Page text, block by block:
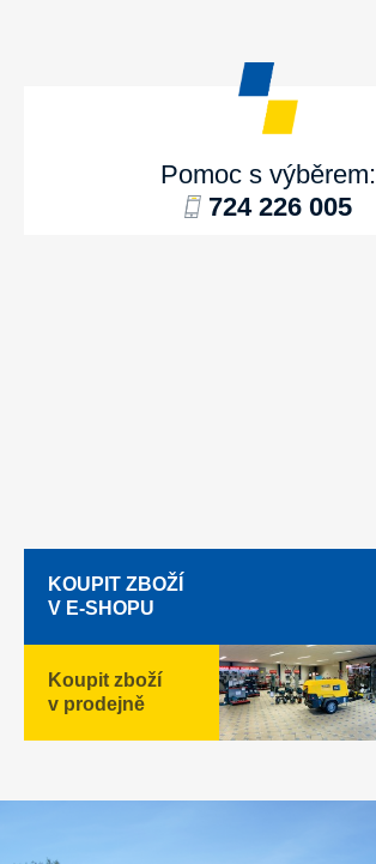
Pomoc s výběrem:
724 226 005
KOUPIT ZBOŽÍ
V E-SHOPU
Koupit zboží
v prodejně